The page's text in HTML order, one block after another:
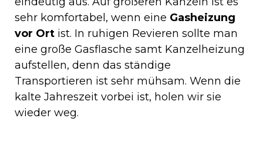
sehr komfortabel, wenn eine Gasheizung
vor Ort ist. In ruhigen Revieren sollte man
eine große Gasflasche samt Kanzelheizung
aufstellen, denn das ständige
Transportieren ist sehr mühsam. Wenn die
kalte Jahreszeit vorbei ist, holen wir sie
wieder weg.